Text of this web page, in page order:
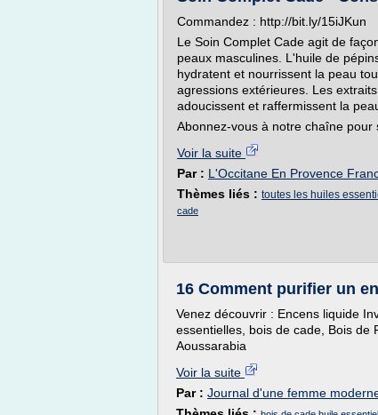
Commandez : http://bit.ly/15iJKun
Le Soin Complet Cade agit de
peaux masculines. L'huile de
hydratent et nourrissent la peau
agressions extérieures. Les
adoucissent et raffermissent la
Abonnez-vous à notre chaîne pour
Voir la suite
Par : L'Occitane En Provence
Thèmes liés : toutes les huiles
cade
16 Comment purifier un
Venez découvrir : Encens liquide
essentielles, bois de cade, Bois de
Aoussarabia
Voir la suite
Par : Journal d'une femme